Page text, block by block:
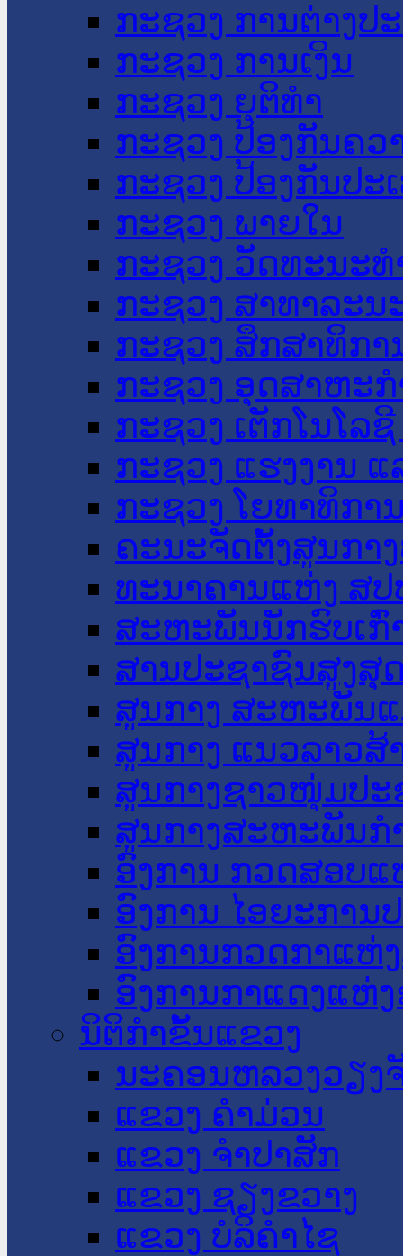
ກະຊວງ ການຕ່າງປ
ກະຊວງ ການເງິນ
ກະຊວງ ຍຸຕິທໍາ
ກະຊວງ ປ້ອງກັນຄວ
ກະຊວງ ປ້ອງກັນປະ
ກະຊວງ ພາຍໃນ
ກະຊວງ ວັດທະນະ
ກະຊວງ ສາທາລະນ
ກະຊວງ ສຶກສາທິກາ
ກະຊວງ ອຸດສາຫະ
ກະຊວງ ເຕັກໂນໂລ
ກະຊວງ ແຮງງານ
ກະຊວງ ໂຍທາທິກາ
ຄະນະຈັດຕັ້ງສູນກາ
ທະນາຄານແຫ່ງ ສປ
ສະຫະພັນນັກຮົບເກົ່
ສານປະຊາຊົນສູງສຸ
ສູນກາງ ສະຫະພັນ
ສູນກາງ ແນວລາວສ້
ສູນກາງຊາວໜຸ່ມປະ
ສູນກາງສະຫະພັນກ
ອົງການ ກວດສອບແ
ອົງການ ໄອຍະການ
ອົງການກວດກາແຫ່
ອົງການກາແດງແຫ່
ນິຕິກໍາຂັ້ນແຂວງ
ນະ​ຄອນ​ຫລວງວຽງ
ແຂວງ ຄໍາມ່ວນ
ແຂວງ ຈໍາປາສັກ
ແຂວງ ຊຽງຂວາງ
ແຂວງ ບໍລິຄໍາໄຊ